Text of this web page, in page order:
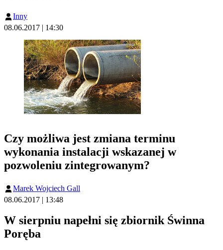
Inny
08.06.2017 | 14:30
Czy możliwa jest zmiana terminu
wykonania instalacji wskazanej w
pozwoleniu zintegrowanym?
Marek Wojciech Gall
08.06.2017 | 13:48
W sierpniu napełni się zbiornik Świnna
Poręba